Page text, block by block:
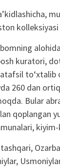
kuratori,
to‘xtalib
260 dan
Bular
qoplangan